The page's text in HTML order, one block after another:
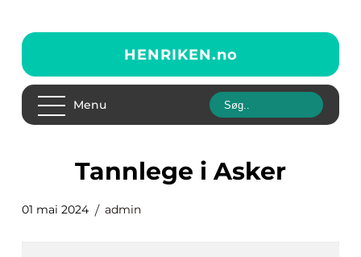
HENRIKEN.no
Menu
tannlege i Asker
01 mai 2024 admin